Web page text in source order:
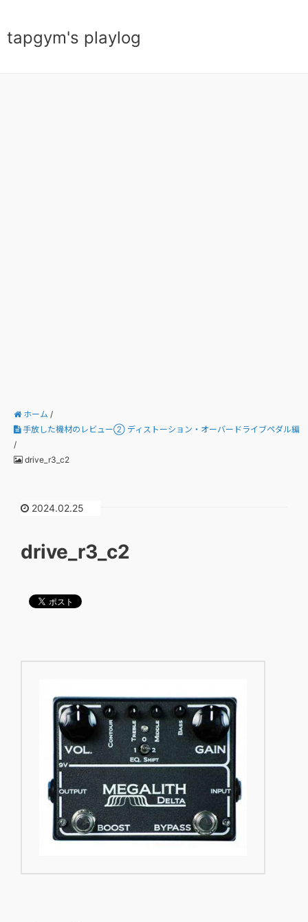
tapgym's playlog
ホーム /
手放した機材のレビュー② ディストーション・オーバードライブペダル編
/
drive_r3_c2
2024.02.25
drive_r3_c2